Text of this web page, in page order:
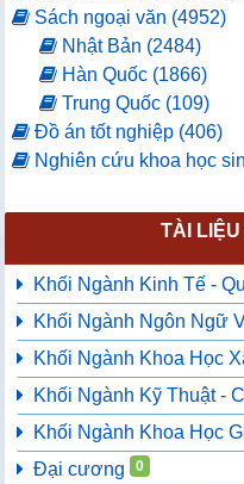
Sách ngoại văn (4952)
Nhật Bản (2484)
Hàn Quốc (1866)
Trung Quốc (109)
Đồ án tốt nghiệp (406)
Nghiên cứu khoa học
TÀI LIỆU
Khối Ngành Kinh Tế -
Khối Ngành Ngôn Ngữ
Khối Ngành Khoa Học
Khối Ngành Kỹ Thuật -
Khối Ngành Khoa Học
Đại cương 0